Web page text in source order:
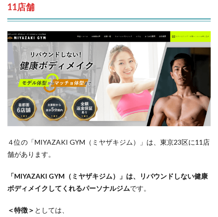
11店舗
４位の「MIYAZAKI GYM（ミヤザキジム）」は、東京23区に11店
舗があります。
「MIYAZAKI GYM（ミヤザキジム）」は、リバウンドしない健康
ボディメイクしてくれるパーソナルジムです。
＜特徴＞ としては、